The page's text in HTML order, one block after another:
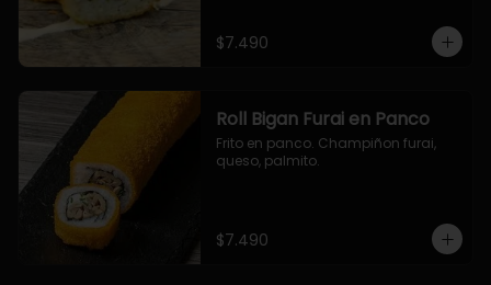
$7.490
Roll Bigan Furai en Panco
Frito en panco. Champiñon furai,
queso, palmito.
$7.490